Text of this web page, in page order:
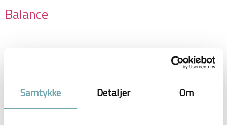
Samtykke Detaljer Om
Balance